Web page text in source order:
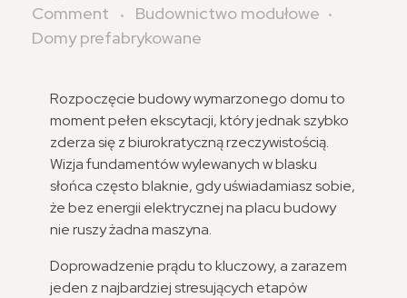
Comment
Budownictwo modułowe
Domy prefabrykowane
Rozpoczęcie budowy wymarzonego domu to
moment pełen ekscytacji, który jednak szybko
zderza się z biurokratyczną rzeczywistością.
Wizja fundamentów wylewanych w blasku
słońca często blaknie, gdy uświadamiasz sobie,
że bez energii elektrycznej na placu budowy
nie ruszy żadna maszyna.
Doprowadzenie prądu to kluczowy, a zarazem
jeden z najbardziej stresujących etapów